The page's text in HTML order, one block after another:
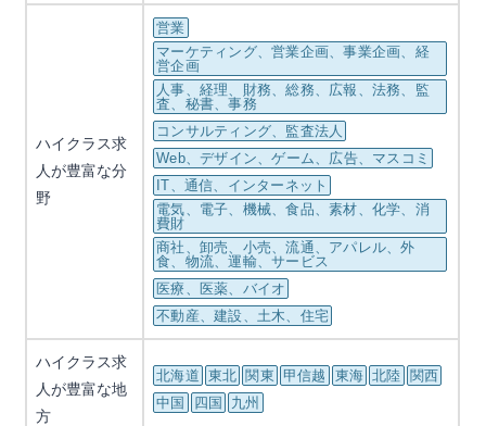
ハイクラス求
人が豊富な分
野
営業
マーケティング、営業企画、事業企画、経
営企画
人事、経理、財務、総務、広報、法務、監
査、秘書、事務
コンサルティング、監査法人
Web、デザイン、ゲーム、広告、マスコミ
IT、通信、インターネット
電気、電子、機械、食品、素材、化学、消
費財
商社、卸売、小売、流通、アパレル、外
食、物流、運輸、サービス
医療、医薬、バイオ
不動産、建設、土木、住宅
ハイクラス求
人が豊富な地
方
北海道 東北 関東 甲信越 東海 北陸
関西
中国
四国 九州